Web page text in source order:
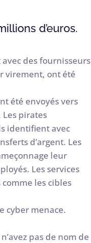
d’euros.
des fournisseurs
virement, ont été
été envoyés vers
pirates
identifient avec
d’argent. Les
leur
Les services
les cibles
cyber menace.
pas de nom de